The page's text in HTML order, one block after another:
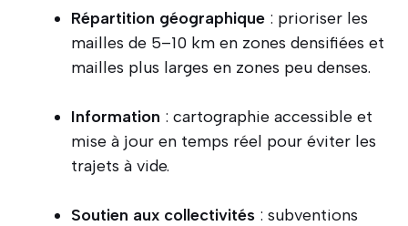
Répartition géographique : prioriser les
mailles de 5–10 km en zones densifiées et
mailles plus larges en zones peu denses.
Information : cartographie accessible et
mise à jour en temps réel pour éviter les
trajets à vide.
Soutien aux collectivités : subventions